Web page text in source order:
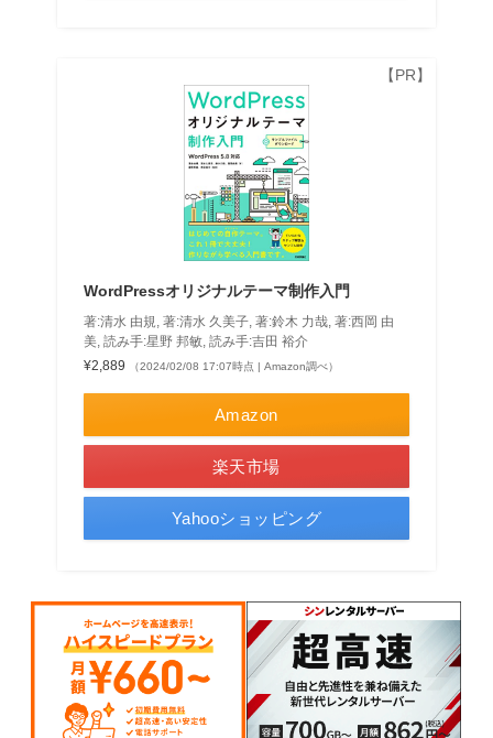
WordPressオリジナルテーマ制作入門
著:清水 由規, 著:清水 久美子, 著:鈴木 力哉, 著:西岡 由
美, 読み手:星野 邦敏, 読み手:吉田 裕介
¥2,889
（2024/02/08 17:07時点 | Amazon調べ）
Amazon
楽天市場
Yahooショッピング